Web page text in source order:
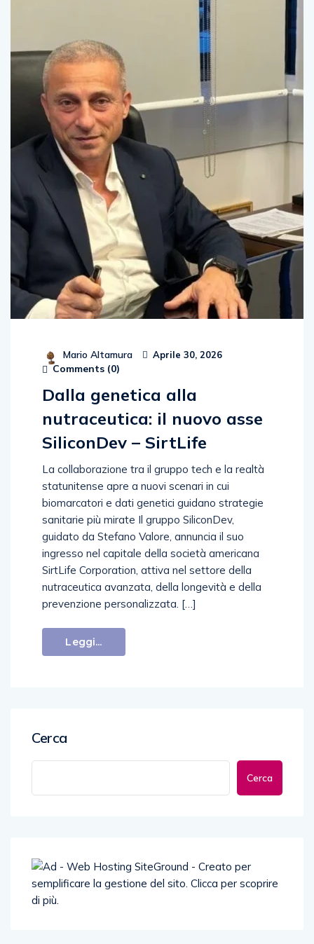
Mario Altamura Aprile 30, 2026
Comments (0)
Dalla genetica alla
nutraceutica: il nuovo asse
SiliconDev – SirtLife
La collaborazione tra il gruppo tech e la realtà
statunitense apre a nuovi scenari in cui
biomarcatori e dati genetici guidano strategie
sanitarie più mirate Il gruppo SiliconDev,
guidato da Stefano Valore, annuncia il suo
ingresso nel capitale della società americana
SirtLife Corporation, attiva nel settore della
nutraceutica avanzata, della longevità e della
prevenzione personalizzata. […]
Leggi...
Cerca
Cerca